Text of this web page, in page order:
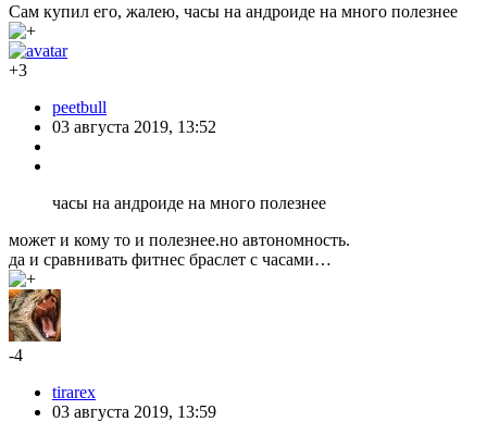
Сам купил его, жалею, часы на андроиде на много полезнее
+3
peetbull
03 августа 2019, 13:52
часы на андроиде на много полезнее
может и кому то и полезнее.но автономность.
да и сравнивать фитнес браслет с часами…
-4
tirarex
03 августа 2019, 13:59